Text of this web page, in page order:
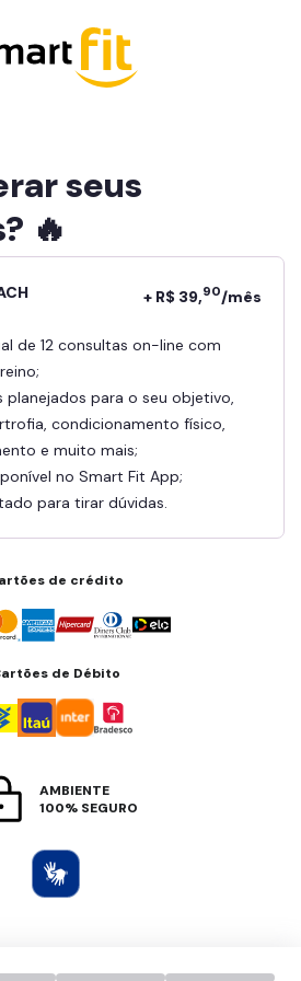
seus
🔥
+ R$ 39,90/mês
de 12 consultas on-line com
planejados para o seu objetivo,
condicionamento físico,
e muito mais;
no Smart Fit App;
para tirar dúvidas.
de crédito
de Débito
AMBIENTE
100% SEGURO